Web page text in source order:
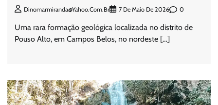
Dinomarmiranda@yahoo.com.br 7 De Maio De 2026 0
Uma rara formação geológica localizada no distrito de
Pouso Alto, em Campos Belos, no nordeste […]